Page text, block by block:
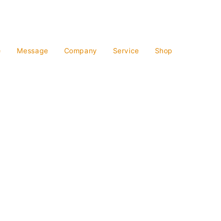
Message Company Service Shop